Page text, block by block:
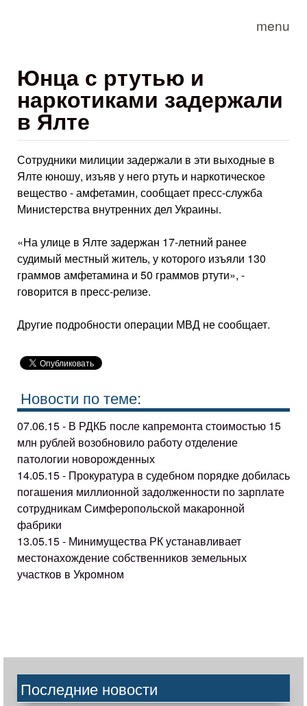
menu
Юнца с ртутью и
наркотиками задержали
в Ялте
Сотрудники милиции задержали в эти выходные в
Ялте юношу, изъяв у него ртуть и наркотическое
вещество - амфетамин, сообщает пресс-служба
Министерства внутренних дел Украины.
«На улице в Ялте задержан 17-летний ранее
судимый местный житель, у которого изъяли 130
граммов амфетамина и 50 граммов ртути», -
говорится в пресс-релизе.
Другие подробности операции МВД не сообщает.
Новости по теме:
07.06.15 - В РДКБ после капремонта стоимостью 15
млн рублей возобновило работу отделение
патологии новорожденных
14.05.15 - Прокуратура в судебном порядке добилась
погашения миллионной задолженности по зарплате
сотрудникам Симферопольской макаронной
фабрики
13.05.15 - Минимущества РК устанавливает
местонахождение собственников земельных
участков в Укромном
Последние новости